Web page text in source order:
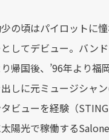
の頃はパイロットに
してデビュー。バン
帰国後、’96年より
しに元ミュージシャ
ビューを経験（
陽光で稼働する